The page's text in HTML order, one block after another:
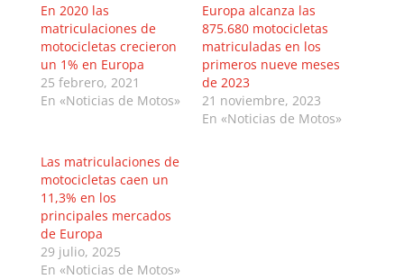
En 2020 las
matriculaciones de
motocicletas crecieron
un 1% en Europa
25 febrero, 2021
En «Noticias de Motos»
Europa alcanza las
875.680 motocicletas
matriculadas en los
primeros nueve meses
de 2023
21 noviembre, 2023
En «Noticias de Motos»
Las matriculaciones de
motocicletas caen un
11,3% en los
principales mercados
de Europa
29 julio, 2025
En «Noticias de Motos»